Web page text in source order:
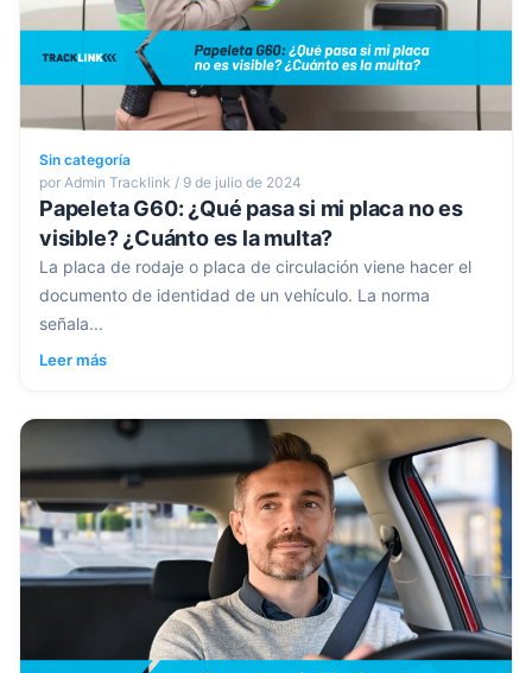
Sin categoría
por Admin Tracklink / 9 de julio de 2024
Papeleta G60: ¿Qué pasa si mi placa no es
visible? ¿Cuánto es la multa?
La placa de rodaje o placa de circulación viene hacer el
documento de identidad de un vehículo. La norma
señala...
Leer más